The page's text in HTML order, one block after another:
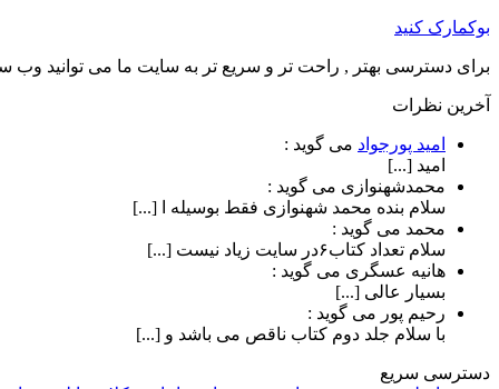
بوکمارک کنید
برای دسترسی بهتر , راحت تر و سریع تر به سایت ما می توانید وب
آخرین نظرات
امید پورجواد می گوید :
امید [...]
محمدشهنوازی می گوید :
سلام بنده محمد شهنوازی فقط بوسیله ا [...]
محمد می گوید :
سلام تعداد کتاب۶در سایت زیاد نیست [...]
هانیه عسگری می گوید :
بسیار عالی [...]
رحیم پور می گوید :
با سلام جلد دوم کتاب ناقص می باشد و [...]
دسترسی سریع